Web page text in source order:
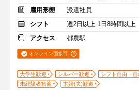
雇用形態
派遣社員
シフト
週2日以上 1日8時間以上
アクセス
都農駅
オンライン面接可
大学生歓迎 シルバー歓迎
シフト自由・
未経験者歓迎
主婦(夫)歓迎